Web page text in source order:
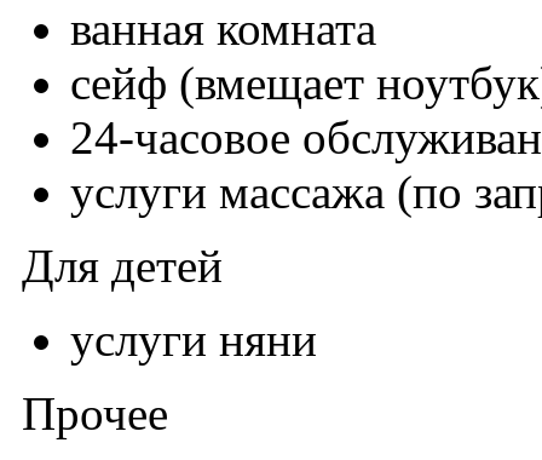
ванная комната
сейф (вмещает
24-часовое
услуги массажа (по
Для детей
услуги няни
Прочее